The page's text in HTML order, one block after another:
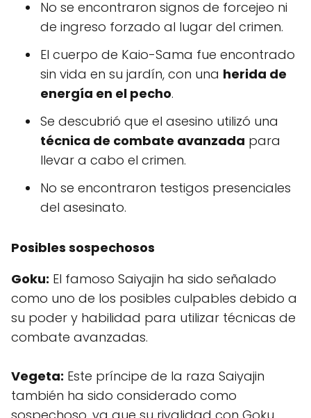
No se encontraron signos de forcejeo ni
de ingreso forzado al lugar del crimen.
El cuerpo de Kaio-Sama fue encontrado
sin vida en su jardín, con una herida de
energía en el pecho.
Se descubrió que el asesino utilizó una
técnica de combate avanzada para
llevar a cabo el crimen.
No se encontraron testigos presenciales
del asesinato.
Posibles sospechosos
Goku: El famoso Saiyajin ha sido señalado
como uno de los posibles culpables debido a
su poder y habilidad para utilizar técnicas de
combate avanzadas.
Vegeta: Este príncipe de la raza Saiyajin
también ha sido considerado como